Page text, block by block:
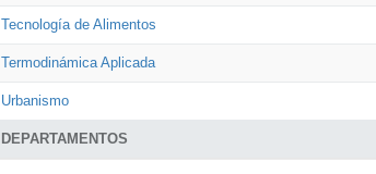
DEPARTAMENTOS
Tecnología de Alimentos
Termodinámica Aplicada
Urbanismo